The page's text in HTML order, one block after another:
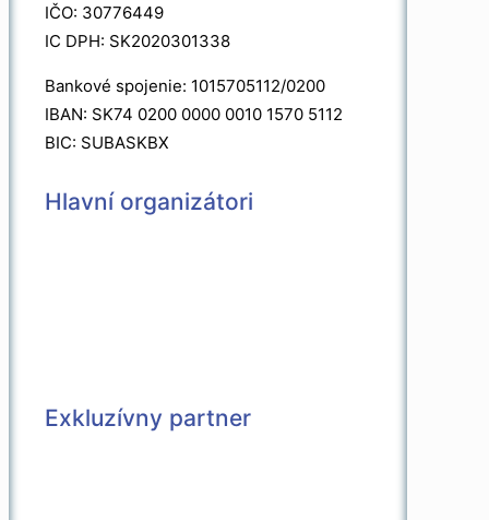
IČO: 30776449
IC DPH: SK2020301338
Bankové spojenie: 1015705112/0200
IBAN: SK74 0200 0000 0010 1570 5112
BIC: SUBASKBX
Hlavní organizátori
Exkluzívny partner